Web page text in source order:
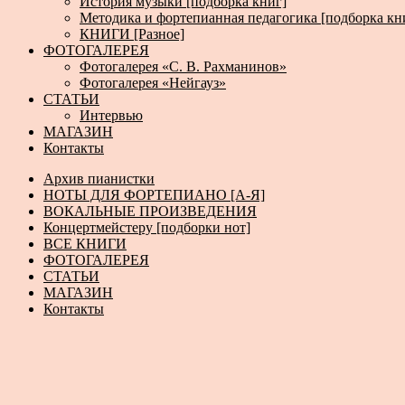
Методика и фортепианная педагогика [подборка
КНИГИ [Разное]
ФОТОГАЛЕРЕЯ
Фотогалерея «С. В. Рахманинов»
Фотогалерея «Нейгауз»
СТАТЬИ
Интервью
МАГАЗИН
Контакты
Архив пианистки
НОТЫ ДЛЯ ФОРТЕПИАНО [А-Я]
ВОКАЛЬНЫЕ ПРОИЗВЕДЕНИЯ
Концертмейстеру [подборки нот]
ВСЕ КНИГИ
ФОТОГАЛЕРЕЯ
СТАТЬИ
МАГАЗИН
Контакты